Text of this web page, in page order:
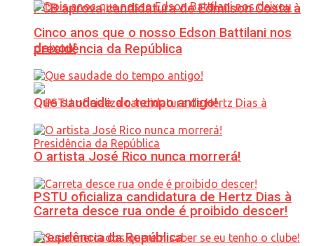
PCB aprova candidatura de Edmilson Costa à
presidência da República
PSTU oficializa candidatura de Hertz Dias à
Presidência da República
Cinco anos que o nosso Edson Battilani nos
deixou!
Que saudade do tempo antigo!
O artista José Rico nunca morrerá!
Carreta desce rua onde é proibido descer!